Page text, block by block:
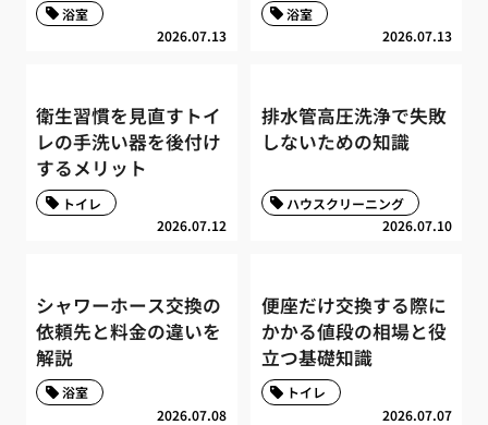
2026.07.13
浴室
2026.07.13
浴室
衛生習慣を見直すトイ
レの手洗い器を後付け
するメリット
2026.07.12
トイレ
排水管高圧洗浄で失敗
しないための知識
2026.07.10
ハウスクリーニング
シャワーホース交換の
依頼先と料金の違いを
解説
2026.07.08
浴室
便座だけ交換する際に
かかる値段の相場と役
立つ基礎知識
2026.07.07
トイレ